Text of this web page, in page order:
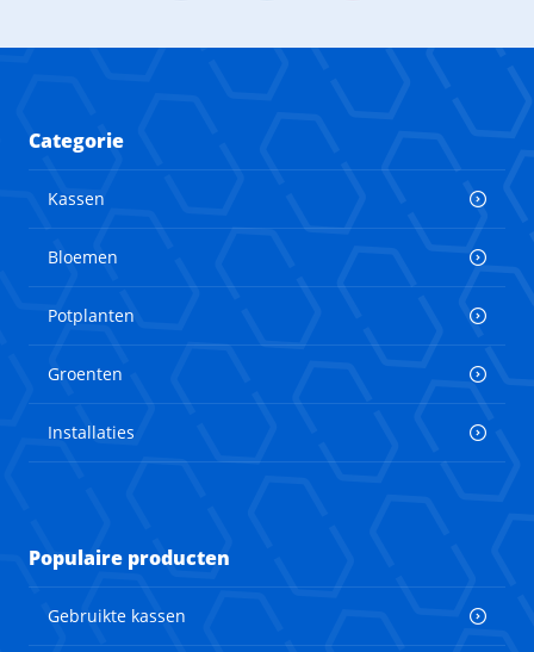
Categorie
Kassen
Bloemen
Potplanten
Groenten
Installaties
Populaire producten
Gebruikte kassen